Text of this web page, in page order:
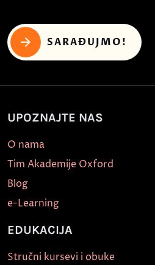
SARAĐUJMO!
UPOZNAJTE NAS
O nama
Tim Akademije Oxford
Blog
e-Learning
EDUKACIJA
Stručni kursevi i obuke